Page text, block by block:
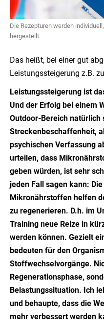
Die Rezepturen werden
hergestellt.
Das heißt, bei einer gut
Leistungssteigerung z.B.
Leistungssteigerung ist
Und der Erfolg bei einem
Outdoor-Bereich natürlich
Streckenbeschaffenheit,
psychischen Verfassung
urteilen, dass
geben würden, ist sehr
jeden Fall sagen kann:
Mikronährstoffen helfen
zu regenerieren. D.h. im
Training neue Reize in
werden können. Gezielt
bedeuten für den
Stoffwechselvorgänge.
Regenerationsphase,
Belastungssituation. Ich
und behaupte, dass die
mehr verbessert werden